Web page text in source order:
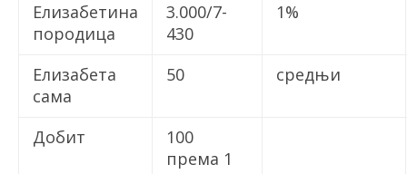
Елизабетина
породица
3.000/7-
430
1%
Елизабета
сама
50 средњи
Добит
100
према 1